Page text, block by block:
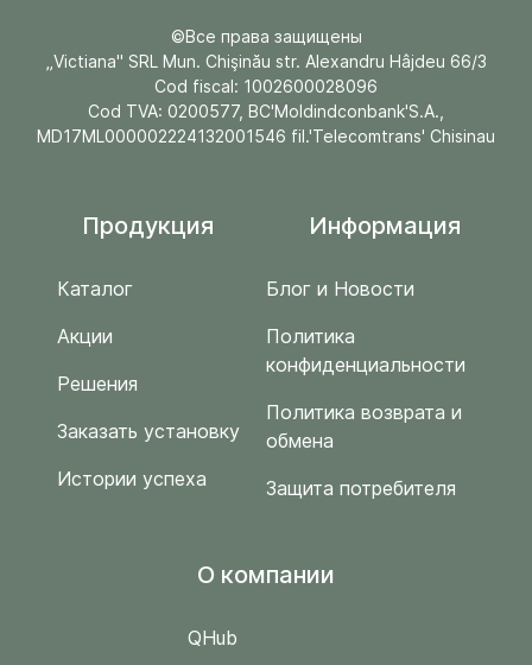
©Все права защищены
„Victiana" SRL Mun. Chişinău str. Alexandru Hâjdeu 66/3
Cod fiscal: 1002600028096
Cod TVA: 0200577, BC'Moldindconbank'S.A.,
MD17ML000002224132001546 fil.'Telecomtrans' Chisinau
Продукция
Каталог
Акции
Решения
Заказать установку
Истории успеха
Информация
Блог и Новости
Политика
конфиденциальности
Политика возврата и
обмена
Защита потребителя
O компании
QHub